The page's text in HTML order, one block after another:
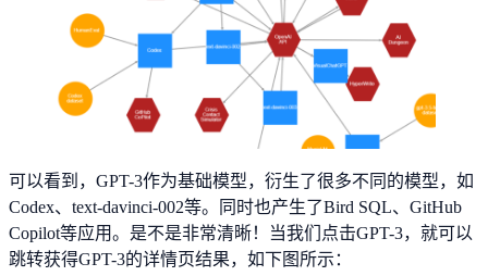
可以看到，GPT-3作为基础模型，衍生了很多不同的模型，如
Codex、text-davinci-002等。同时也产生了Bird SQL、GitHub
Copilot等应用。是不是非常清晰！当我们点击GPT-3，就可以
跳转获得GPT-3的详情页结果，如下图所示：